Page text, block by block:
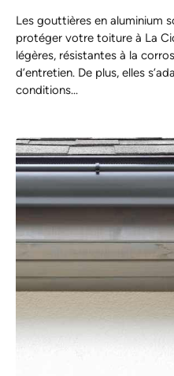
Les gouttières en aluminium
protéger votre toiture à La
légères, résistantes à la
d’entretien. De plus, elles
conditions